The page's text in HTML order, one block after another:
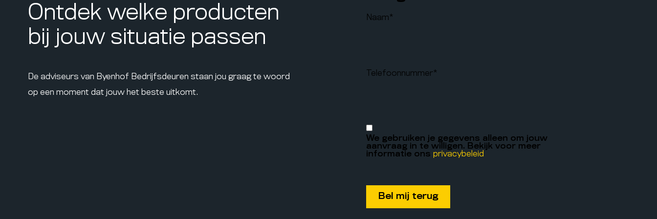
Ontdek welke producten
bij jouw situatie passen
De adviseurs van Byenhof Bedrijfsdeuren staan jou graag te woord
op een moment dat jouw het beste uitkomt.
Naam*
Telefoonnummer*
We gebruiken je gegevens alleen om jouw
aanvraag in te willigen. Bekijk voor meer
informatie onsprivacybeleid